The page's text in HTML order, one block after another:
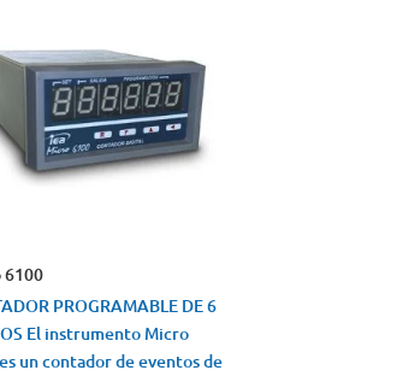
6100
PROGRAMABLE DE 6
El instrumento Micro
un contador de eventos de